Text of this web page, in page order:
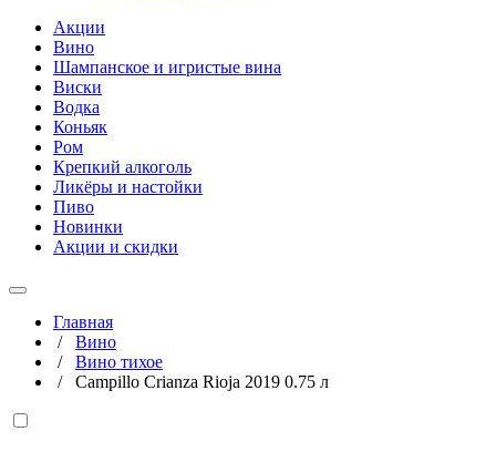
Акции
Вино
Шампанское и игристые вина
Виски
Водка
Коньяк
Ром
Крепкий алкоголь
Ликёры и настойки
Пиво
Новинки
Акции и скидки
Главная
/ Вино
/ Вино тихое
/ Campillo Crianza Rioja 2019 0.75 л